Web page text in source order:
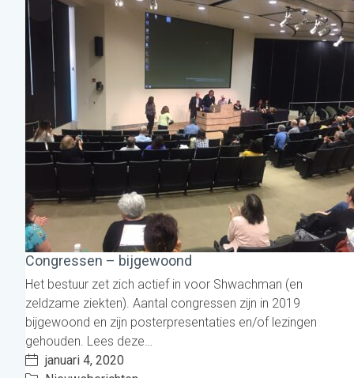
Congressen – bijgewoond
Het bestuur zet zich actief in voor Shwachman (en
zeldzame ziekten). Aantal congressen zijn in 2019
bijgewoond en zijn posterpresentaties en/of lezingen
gehouden. Lees deze…
januari 4, 2020